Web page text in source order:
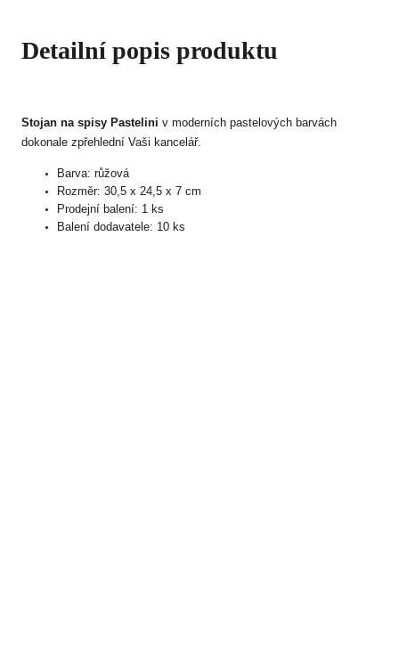
Detailní popis produktu
Stojan na spisy Pastelini v moderních pastelových barvách
dokonale zpřehlední Vaši kancelář.
Barva: růžová
Rozměr: 30,5 x 24,5 x 7 cm
Prodejní balení: 1 ks
Balení dodavatele: 10 ks